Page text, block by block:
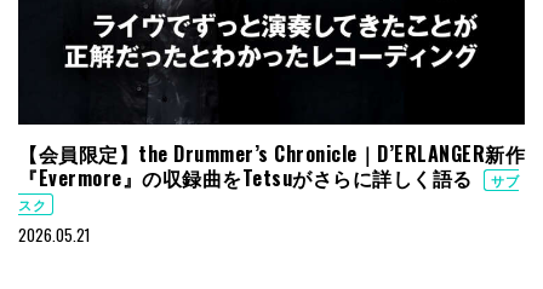
【会員限定】the Drummer’s Chronicle｜D’ERLANGER新作
『Evermore』の収録曲をTetsuがさらに詳しく語る
サブ
スク
2026.05.21